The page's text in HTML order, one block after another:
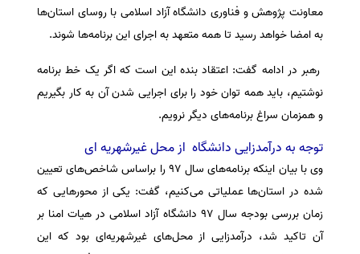
معاونت پژوهش و فناوری دانشگاه آزاد اسلامی با روسای استان‌ها
به امضا خواهد رسید تا همه متعهد به اجرای این برنامه‌ها شوند.
رهبر در ادامه گفت: اعتقاد بنده این است که اگر یک خط برنامه
نوشتیم، باید همه توان خود را برای اجرایی شدن آن به کار بگیریم
و همزمان سراغ برنامه‌های دیگر نرویم.
توجه به درآمدزایی دانشگاه از محل غیرشهریه ای
وی با بیان اینکه برنامه‌های سال ۹۷ را براساس شاخص‌های تعیین
شده در استان‌ها عملیاتی می‌کنیم، گفت: یکی از محور‌هایی که
زمان بررسی بودجه سال ۹۷ دانشگاه آزاد اسلامی در هیات امنا بر
آن تاکید شد، درآمدزایی از محل‌های غیرشهریه‌ای بود که این